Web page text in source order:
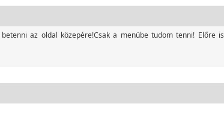
az oldal közepére!Csak a menübe tudom tenni! Előre is